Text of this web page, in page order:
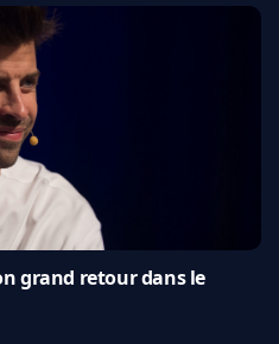
grand retour dans le